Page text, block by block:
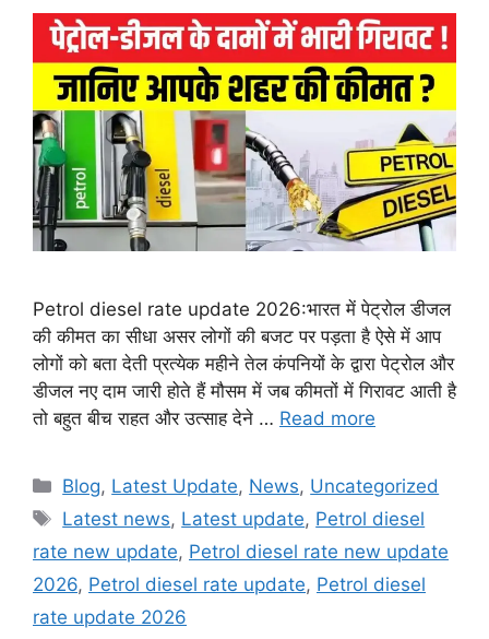
Petrol diesel rate update 2026:भारत में पेट्रोल डीजल
की कीमत का सीधा असर लोगों की बजट पर पड़ता है ऐसे में आप
लोगों को बता देती प्रत्येक महीने तेल कंपनियों के द्वारा पेट्रोल और
डीजल नए दाम जारी होते हैं मौसम में जब कीमतों में गिरावट आती है
तो बहुत बीच राहत और उत्साह देने … Read more
Categories
Blog, Latest Update, News, Uncategorized
Tags
Latest news, Latest update, Petrol diesel
rate new update, Petrol diesel rate new update
2026, Petrol diesel rate update, Petrol diesel
rate update 2026